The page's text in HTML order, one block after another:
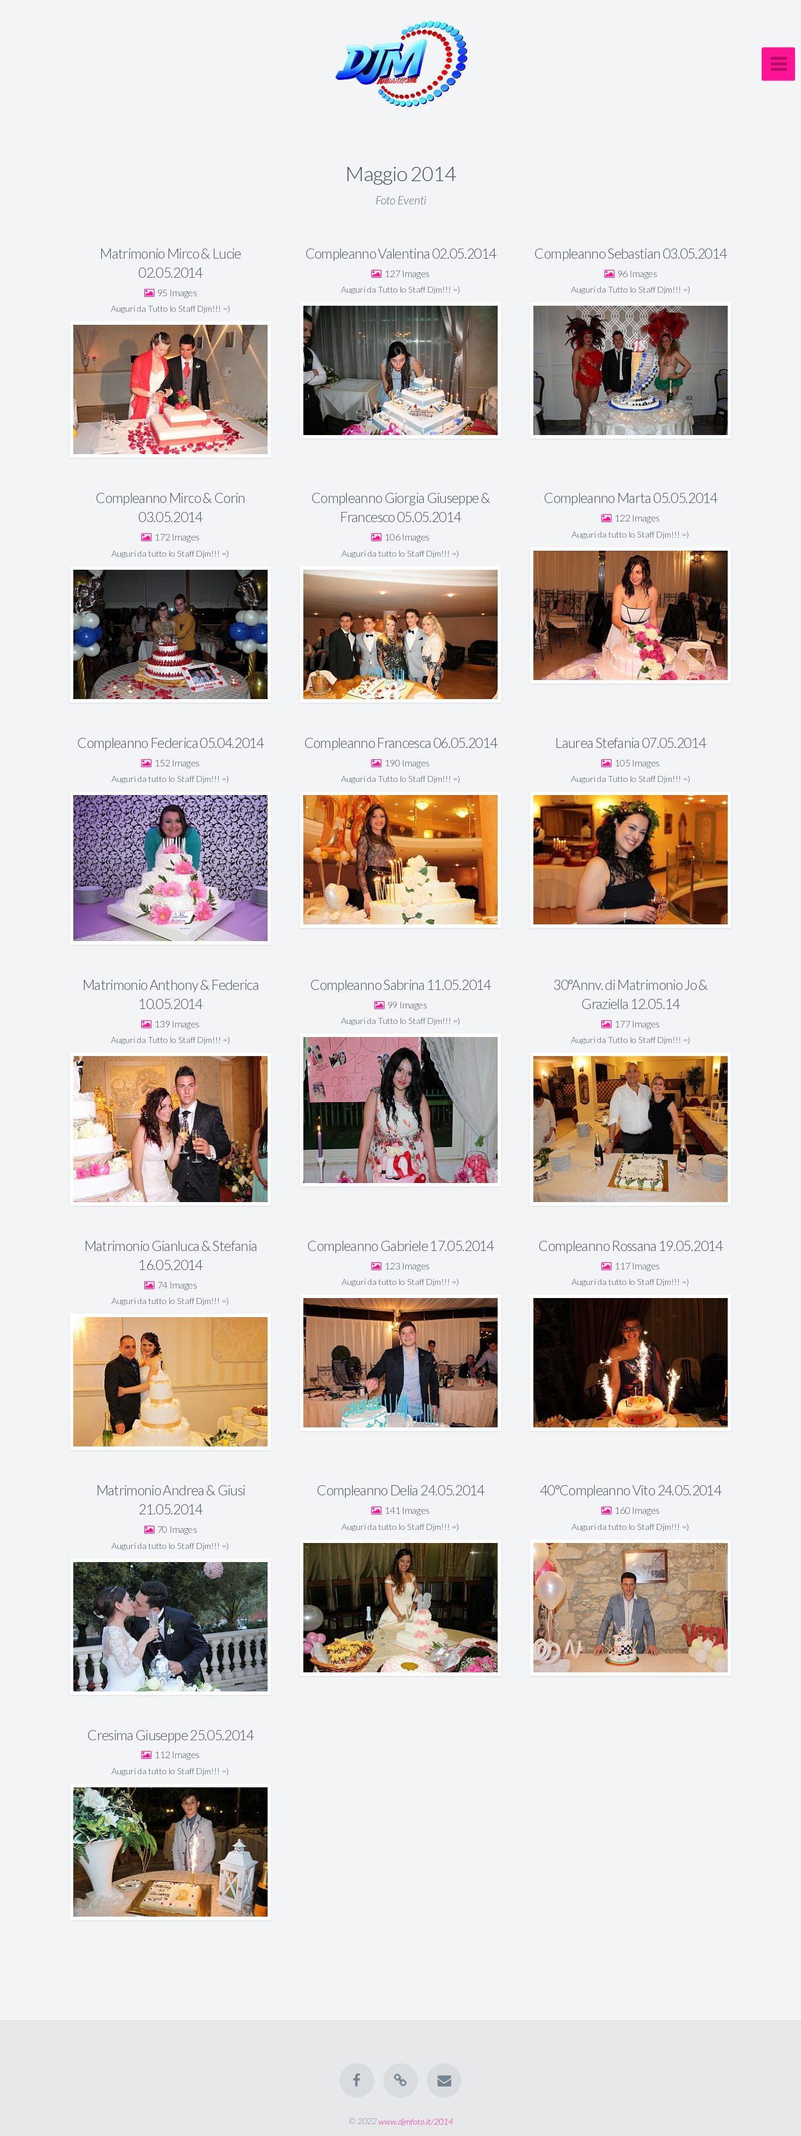
Maggio 2014
Foto Eventi
Matrimonio Mirco & Lucie
02.05.2014
95
Auguri da Tutto lo Staff Djm!!! =)
Compleanno Valentina 02.05.2014
127
Auguri da Tutto lo Staff Djm!!! =)
Compleanno Sebastian 03.05.2014
96
Auguri da Tutto lo Staff Djm!!! =)
Compleanno Mirco & Corin
03.05.2014
172
Auguri da tutto lo Staff Djm!!! =)
Compleanno Giorgia Giuseppe &
Francesco 05.05.2014
106
Auguri da tutto lo Staff Djm!!! =)
Compleanno Marta 05.05.2014
122
Auguri da tutto lo Staff Djm!!! =)
Compleanno Federica 05.04.2014
152
Auguri da tutto lo Staff Djm!!! =)
Compleanno Francesca 06.05.2014
190
Auguri da Tutto lo Staff Djm!!! =)
Laurea Stefania 07.05.2014
105
Auguri da Tutto lo Staff Djm!!! =)
Matrimonio Anthony & Federica
10.05.2014
139
Auguri da Tutto lo Staff Djm!!! =)
Compleanno Sabrina 11.05.2014
99
Auguri da Tutto lo Staff Djm!!! =)
30°Annv. di Matrimonio Jo &
Graziella 12.05.14
177
Auguri da Tutto lo Staff Djm!!! =)
Matrimonio Gianluca & Stefania
16.05.2014
74
Auguri da tutto lo Staff Djm!!! =)
Compleanno Gabriele 17.05.2014
123
Auguri da tutto lo Staff Djm!!! =)
Compleanno Rossana 19.05.2014
117
Auguri da tutto lo Staff Djm!!! =)
Matrimonio Andrea & Giusi
21.05.2014
70
Auguri da tutto lo Staff Djm!!! =)
Compleanno Delia 24.05.2014
141
Auguri da tutto lo Staff Djm!!! =)
40°Compleanno Vito 24.05.2014
160
Auguri da tutto lo Staff Djm!!! =)
Cresima Giuseppe 25.05.2014
112
Auguri da tutto lo Staff Djm!!! =)
© 2022www.djmfoto.it/2014